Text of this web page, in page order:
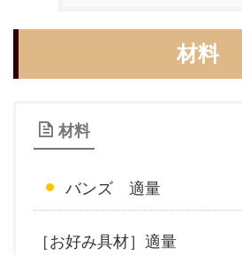
材料
材料
バンズ 適量
［お好み具材］適量